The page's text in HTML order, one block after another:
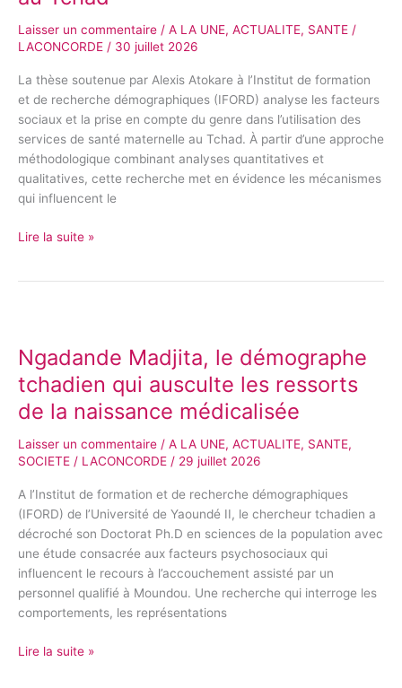
Laisser un commentaire / A LA UNE, ACTUALITE, SANTE /
LACONCORDE / 30 juillet 2026
La thèse soutenue par Alexis Atokare à l’Institut de formation
et de recherche démographiques (IFORD) analyse les facteurs
sociaux et la prise en compte du genre dans l’utilisation des
services de santé maternelle au Tchad. À partir d’une approche
méthodologique combinant analyses quantitatives et
qualitatives, cette recherche met en évidence les mécanismes
qui influencent le
des
déterminants
Lire la suite »
Ngadande Madjita, le démographe
tchadien qui ausculte les ressorts
de la naissance médicalisée
Laisser un commentaire / A LA UNE, ACTUALITE, SANTE,
SOCIETE / LACONCORDE / 29 juillet 2026
A l’Institut de formation et de recherche démographiques
(IFORD) de l’Université de Yaoundé II, le chercheur tchadien a
décroché son Doctorat Ph.D en sciences de la population avec
une étude consacrée aux facteurs psychosociaux qui
influencent le recours à l’accouchement assisté par un
personnel qualifié à Moundou. Une recherche qui interroge les
comportements, les représentations
le
démographe
tchadien
qui
les
de
la
naissance
médicalisée
Lire la suite »